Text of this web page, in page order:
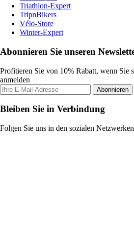
Triathlon-Expert
TripnBikers
Vélo-Store
Winter-Expert
Abonnieren Sie unseren
Profitieren Sie von 10% Rabatt, wenn Sie
anmelden
Abonnieren
Bleiben Sie in Verbindung
Folgen Sie uns in den sozialen Netzwerken